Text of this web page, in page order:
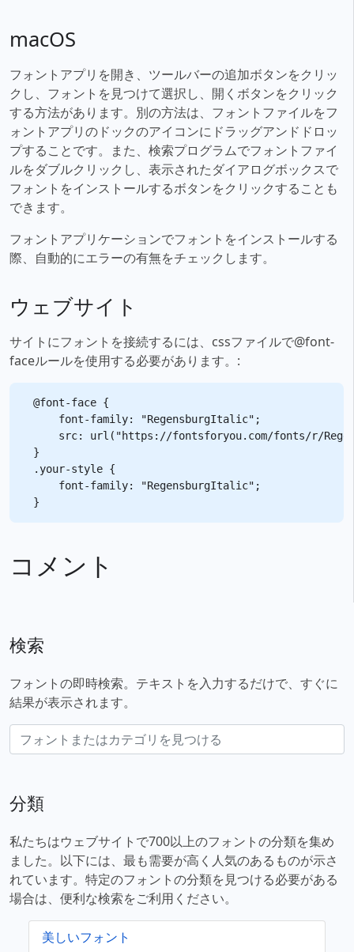
macOS
フォントアプリを開き、ツールバーの追加ボタンをクリッ
クし、フォントを見つけて選択し、開くボタンをクリック
する方法があります。別の方法は、フォントファイルをフ
ォントアプリのドックのアイコンにドラッグアンドドロッ
プすることです。また、検索プログラムでフォントファイ
ルをダブルクリックし、表示されたダイアログボックスで
フォントをインストールするボタンをクリックすることも
できます。
フォントアプリケーションでフォントをインストールする
際、自動的にエラーの有無をチェックします。
ウェブサイト
サイトにフォントを接続するには、cssファイルで@font-
faceルールを使用する必要があります。:
@font-face {
    font-family: "RegensburgItalic";
src: url("https://fontsforyou.com/fonts/r/
}
.your-style {
    font-family: "RegensburgItalic";
コメント
検索
フォントの即時検索。テキストを入力するだけで、すぐに
結果が表示されます。
分類
私たちはウェブサイトで700以上のフォントの分類を集め
ました。以下には、最も需要が高く人気のあるものが示さ
れています。特定のフォントの分類を見つける必要がある
場合は、便利な検索をご利用ください。
美しいフォント